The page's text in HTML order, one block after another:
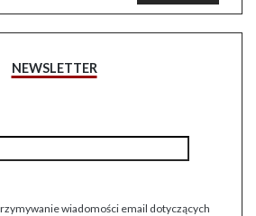
NEWSLETTER
wiadomości email dotyczących